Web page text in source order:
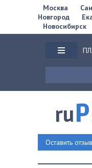
Москва
Новгород
Новосибирск
ru
Оставить отзыв